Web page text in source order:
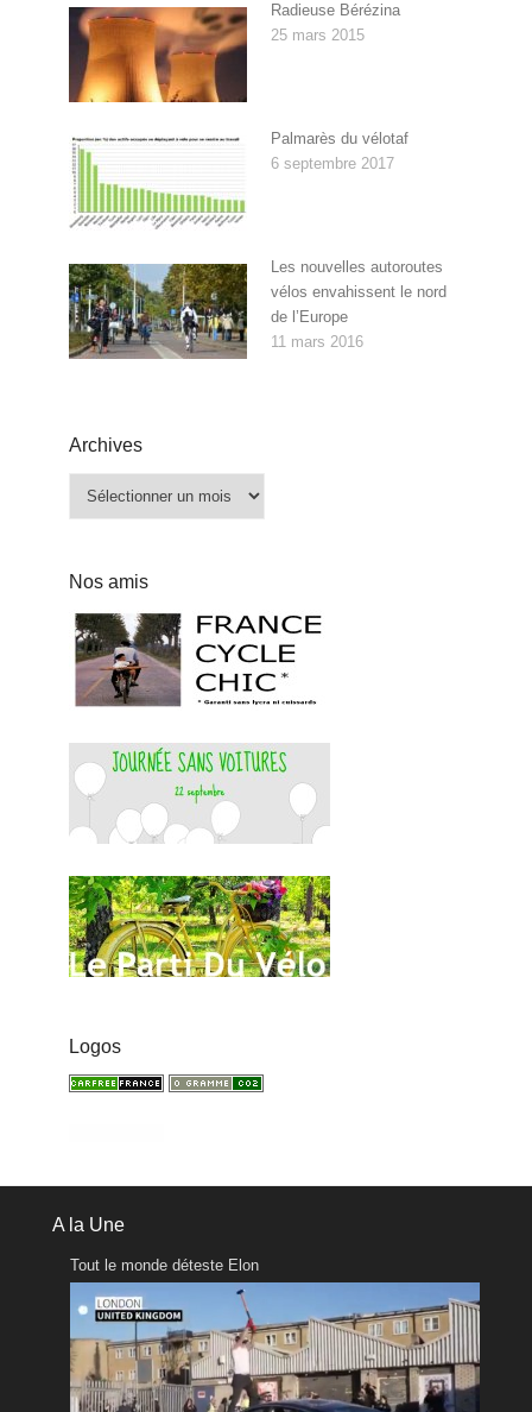
Radieuse Bérézina
25 mars 2015
Palmarès du vélotaf
6 septembre 2017
Les nouvelles autoroutes
vélos envahissent le nord
de l’Europe
11 mars 2016
Archives
Archives
Nos amis
Logos
A la Une
Tout le monde déteste Elon